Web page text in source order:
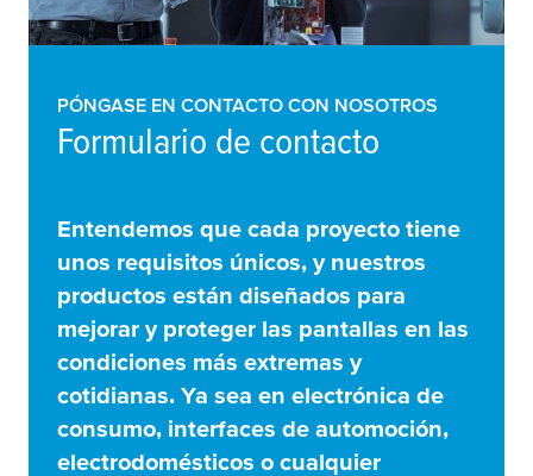
PÓNGASE EN CONTACTO CON NOSOTROS
Formulario de contacto
Entendemos que cada proyecto tiene
unos requisitos únicos, y nuestros
productos están diseñados para
mejorar y proteger las pantallas en las
condiciones más extremas y
cotidianas. Ya sea en electrónica de
consumo, interfaces de automoción,
electrodomésticos o cualquier